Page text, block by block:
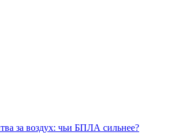
за воздух: чьи БПЛА сильнее?